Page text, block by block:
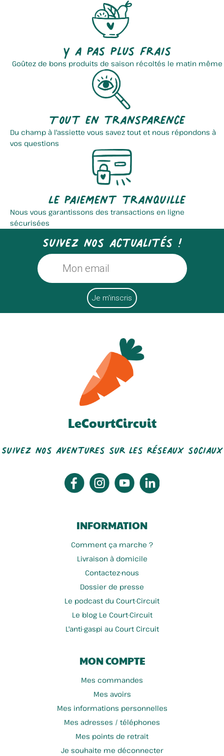
La Marée Flandrienne Les Champignons De La
Jeorges - Orges Et Chicorée
Y a pas plus frais
Goûtez de bons produits de saison récoltés le matin même
Tout en transparence
Du champ à l'assiette vous savez tout et nous répondons à
vos questions
Le paiement tranquille
Nous vous garantissons des transactions en ligne
sécurisées
Suivez nos actualités !
LeCourtCircuit
Suivez nos aventures sur les réseaux sociaux
INFORMATION
Comment ça marche ?
Livraison à domicile
Contactez-nous
Dossier de presse
Le podcast du Court-Circuit
Le blog Le Court-Circuit
L'anti-gaspi au Court Circuit
MON COMPTE
Mes commandes
Mes avoirs
Mes informations personnelles
Mes adresses / téléphones
Mes points de retrait
Je souhaite me déconnecter